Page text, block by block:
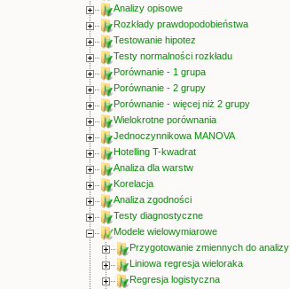
Analizy opisowe
Rozkłady prawdopodobieństwa
Testowanie hipotez
Testy normalności rozkładu
Porównanie - 1 grupa
Porównanie - 2 grupy
Porównanie - więcej niż 2 grupy
Wielokrotne porównania
Jednoczynnikowa MANOVA
Hotelling T-kwadrat
Analiza dla warstw
Korelacja
Analiza zgodności
Testy diagnostyczne
Modele wielowymiarowe
Przygotowanie zmiennych do analizy
Liniowa regresja wieloraka
Regresja logistyczna